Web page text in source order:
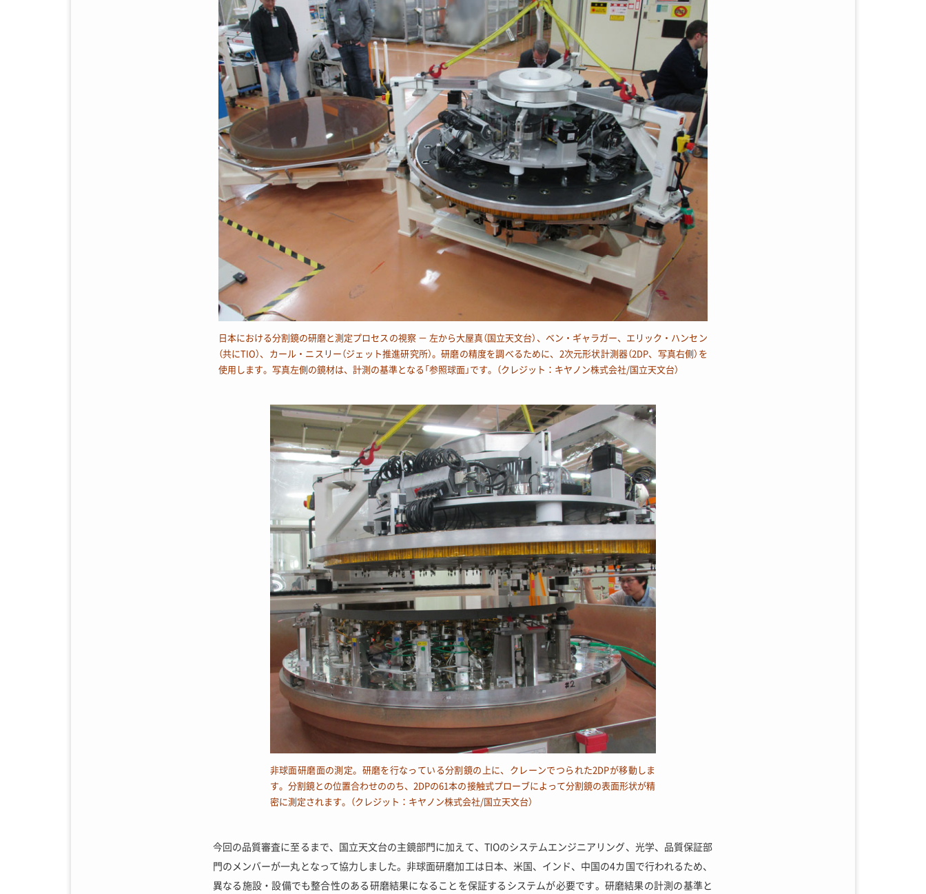
日本における分割鏡の研磨と測定プロセスの視察 － 左から大屋真（国立天文台）、ベン・ギャラガー、エリック・ハンセン
（共にTIO）、カール・ニスリー（ジェット推進研究所）。研磨の精度を調べるために、2次元形状計測器（2DP、写真右側）を
使用します。写真左側の鏡材は、計測の基準となる「参照球面」です。（クレジット：キヤノン株式会社/国立天文台）
非球面研磨面の測定。研磨を行なっている分割鏡の上に、クレーンでつられた2DPが移動しま
す。分割鏡との位置合わせののち、2DPの61本の接触式プローブによって分割鏡の表面形状が精
密に測定されます。（クレジット：キヤノン株式会社/国立天文台）
今回の品質審査に至るまで、国立天文台の主鏡部門に加えて、TIOのシステムエンジニアリング、光学、品質保証部
門のメンバーが一丸となって協力しました。非球面研磨加工は日本、米国、インド、中国の4カ国で行われるため、
異なる施設・設備でも整合性のある研磨結果になることを保証するシステムが必要です。研磨結果の計測の基準と